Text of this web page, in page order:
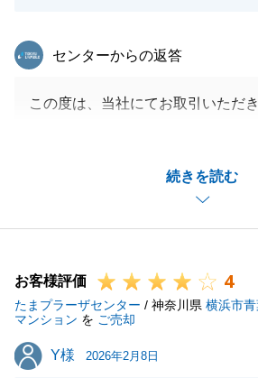
続きを読む
東急リバブル
センターからの返答
この度は、当社にてお取引いただ
進めることができました。こちら
力をいただき感謝しております。
今後もお役に立てることがござい
どうぞ、よろしくお願いいたします
お客様評価 4
たまプラーザセンター / 神奈川県 横浜市
マンション を ご売却
Y様
Y様 2026年2月8日